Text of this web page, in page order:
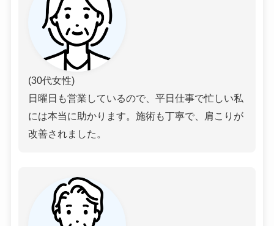
(30代女性)
日曜日も営業しているので、平日仕事で忙しい私
には本当に助かります。施術も丁寧で、肩こりが
改善されました。